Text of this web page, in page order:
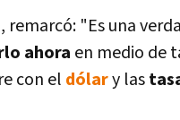
remarcó: "Es una
ahora en medio de
con el dólary las